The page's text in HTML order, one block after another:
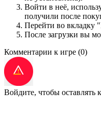
Войти в неё,
получили после
Перейти во вкладку
После загрузки вы
Комментарии к игре (0)
Войдите, чтобы оставлять